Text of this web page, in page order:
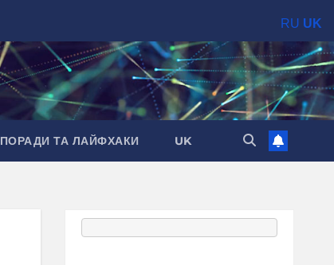
ПОРАДИ ТА ЛАЙФХАКИ UK
RU UK